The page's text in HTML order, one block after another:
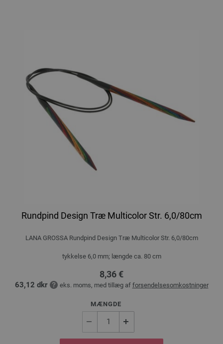
Rundpind Design Træ Multicolor Str. 6,0/80cm
LANA GROSSA Rundpind Design Træ Multicolor Str. 6,0/80cm
tykkelse 6,0 mm; længde ca. 80 cm
8,36 €
63,12 dkr eks. moms, med tillæg af forsendelsesomkostninger
MÆNGDE